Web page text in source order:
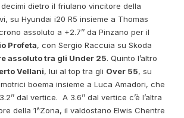
decimi dietro il friulano vincitore della
su Hyundai i20 R5 insieme a Thomas
assoluto a +2.7’’ da Pinzano per il
Profeta, con Sergio Raccuia su Skoda
assoluto tra gli Under 25. Quinto l’altro
Vellani, lui al top tra gli Over 55, su
boema insieme a Luca Amadori, che
dal vertice. A 3.6’’ dal vertice c’è l’altra
della 1^Zona, il valdostano Elwis Chentre